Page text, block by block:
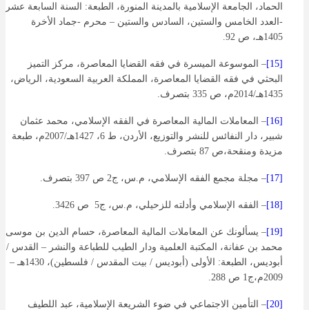
الحماد، الجامعة الإسلامية بالمدينة المنورة، الطبعة: السنة السابعة عشر
-العدد الخامس والستين، السادس والستين – محرم -جماد الأخرة
1405هـ، ص 92.
[15]
– الموسوعة الميسرة في فقه القضايا المعاصرة، مركز التميز
البحثي في فقه القضايا المعاصرة، المملكة العربية السعودية، الرياض،
1435هـ/2014م، ص 335 بتصرف.
[16]
– المعاملات المالية المعاصرة في الفقه الإسلامي، محمد عثمان
شبير، دار النفائس للنشر والتوزيع، الأردن، ط 6، 1427هـ/2007م، طبعة
مزيدة ومنقحة،ص 87 بتصرف.
[17] – مجلة مجمع الفقه الإسلامي، م.س، ج2 ص 397 بتصرف.
[18] – الفقه الإسلامي وأدلته للزحيلي، م.س، ج5 ص 3426.
[19]
– يسألونك عن المعاملات المالية المعاصرة، حسام الدين بن موسى
محمد بن عفانة، المكتبة العلمية ودار الطيب للطباعة والنشر – القدس /
أبوديس، الطبعة: الأولى (أبوديس / بيت المقدس / فلسطين)، 1430هـ –
2009م،ج1 ص 288.
[20]
– التأمين الاجتماعي في ضوء الشريعة الإسلامية، عبد اللطيف